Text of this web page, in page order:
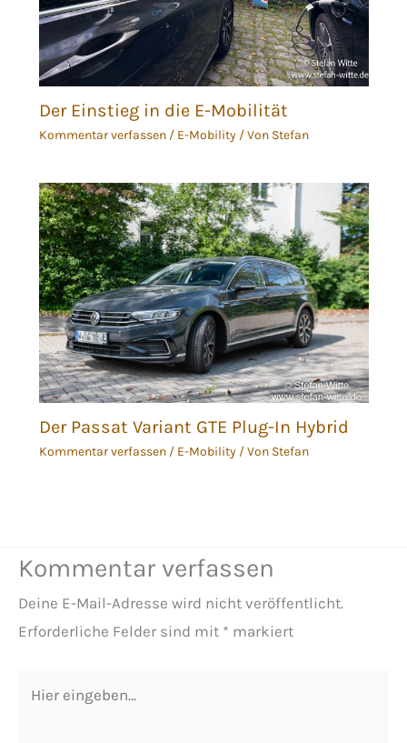
Der Einstieg in die E-Mobilität
Kommentar verfassen / E-Mobility/ Von Stefan
Der Passat Variant GTE Plug-In Hybrid
Kommentar verfassen / E-Mobility/ Von Stefan
Kommentar verfassen
Deine E-Mail-Adresse wird nicht veröffentlicht.
Erforderliche Felder sind mit * markiert
eingeben…